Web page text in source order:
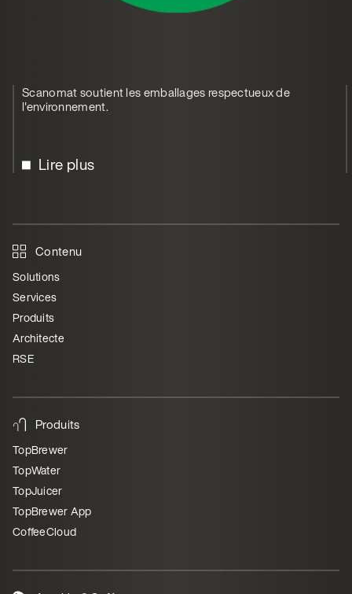
Scanomat soutient les emballages respectueux de
l'environnement.
Lire plus
Contenu
Solutions
Services
Produits
Architecte
RSE
Produits
TopBrewer
TopWater
TopJuicer
TopBrewer App
CoffeeCloud